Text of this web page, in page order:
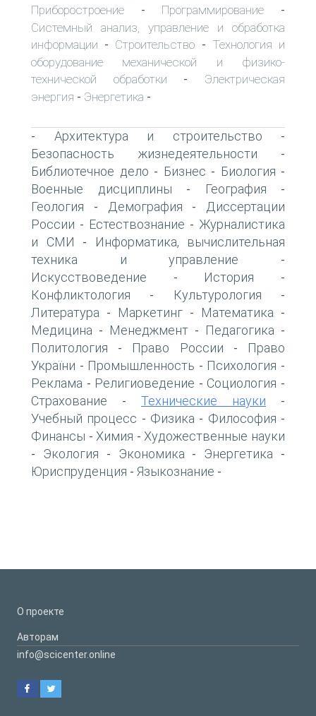
Приборостроение - Программирование -
Системный анализ, управление и обработка
информации - Строительство - Технология и
оборудование механической и физико-
технической обработки - Электрическая
энергия - Энергетика -
- Архитектура и строительство -
Безопасность жизнедеятельности -
Библиотечное дело - Бизнес - Биология -
Военные дисциплины - География -
Геология - Демография -
Диссертации
России - Естествознание - Журналистика
и СМИ -
Информатика, вычислительная
техника и управление -
Искусствоведение - История -
Конфликтология - Культурология -
Литература - Маркетинг - Математика -
Медицина - Менеджмент - Педагогика -
Политология - Право России -
Право
України - Промышленность - Психология -
Реклама - Религиоведение - Социология -
Страхование - Технические науки -
Учебный процесс - Физика - Философия -
Финансы - Химия - Художественные науки
- Экология - Экономика - Энергетика -
Юриспруденция - Языкознание -
О проекте
Авторам
info@scicenter.online